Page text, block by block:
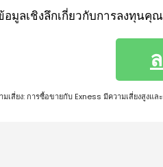
อมูลเชิงลึกเกี่ยวกับการลงทุน
มเสี่ยง: การซื้อขายกับ Exness มีความเสี่ยงสูง